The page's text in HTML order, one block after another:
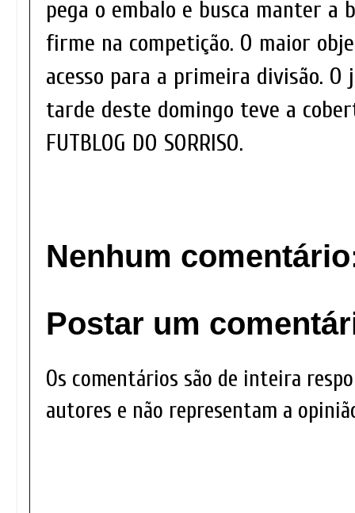
pega o embalo e busca manter a
firme na competição. O maior
acesso para a primeira divisão. O
tarde deste domingo teve a
FUTBLOG DO SORRISO.
Nenhum
Postar um
Os comentários são de inteira
autores e não representam a